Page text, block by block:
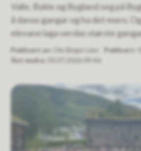
Valle, Bykle og Bygland seg på
å danse gangar og ha det moro.
elevane laga verdas største
Publisert av Ole Birger Lien Publisert
Sist endra
03.07.2026 09:46